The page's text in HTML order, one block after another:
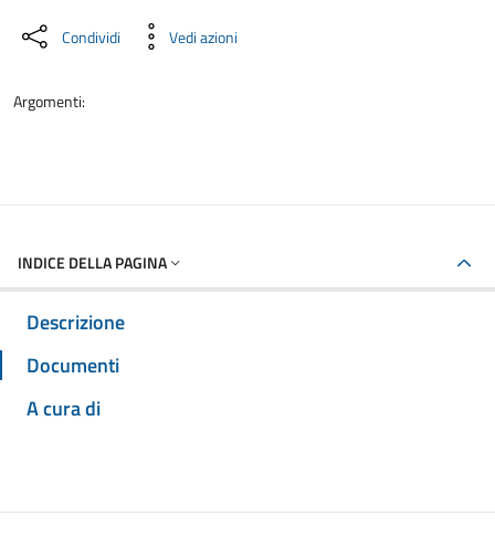
Condividi Vedi azioni
Argomenti:
INDICE DELLA PAGINA
Descrizione
Documenti
A cura di